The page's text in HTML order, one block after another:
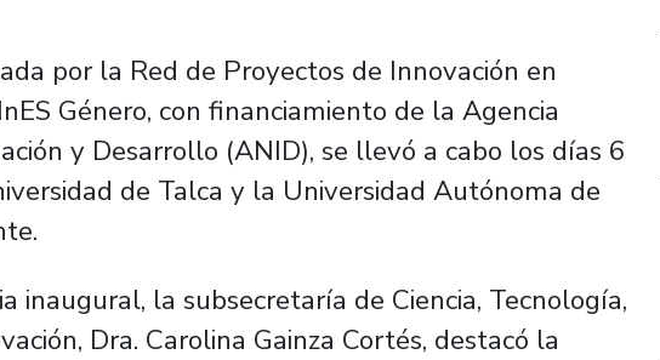
por la Red de Proyectos de Innovación en
Género, con financiamiento de la Agencia
y Desarrollo (ANID), se llevó a cabo los días 6
de Talca y la Universidad Autónoma de
inaugural, la subsecretaría de Ciencia, Tecnología,
Dra. Carolina Gainza Cortés, destacó la